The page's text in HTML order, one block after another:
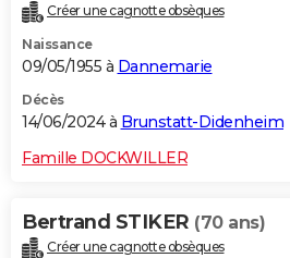
Créer une cagnotte obsèques
Naissance
09/05/1955 à Dannemarie
Décès
14/06/2024 à Brunstatt-Didenheim
Famille DOCKWILLER
Bertrand STIKER (70 ans)
Créer une cagnotte obsèques